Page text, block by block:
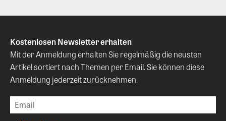
Kostenlosen Newsletter erhalten
Mit der Anmeldung erhalten Sie regelmäßig die neusten
Artikel sortiert nach Themen per Email. Sie können diese
Anmeldung jederzeit zurücknehmen.